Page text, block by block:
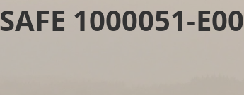
1000051-E00